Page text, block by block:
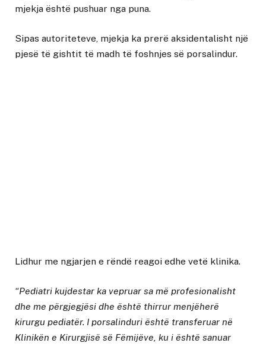
mjekja është pushuar nga puna.
Sipas autoriteteve, mjekja ka prerë aksidentalisht një
pjesë të gishtit të madh të foshnjes së porsalindur.
Lidhur me ngjarjen e rëndë reagoi edhe vetë klinika.
“Pediatri kujdestar ka vepruar sa më profesionalisht
dhe me përgjegjësi dhe është thirrur menjëherë
kirurgu pediatër. I porsalinduri është transferuar në
Klinikën e Kirurgjisë së Fëmijëve, ku i është sanuar